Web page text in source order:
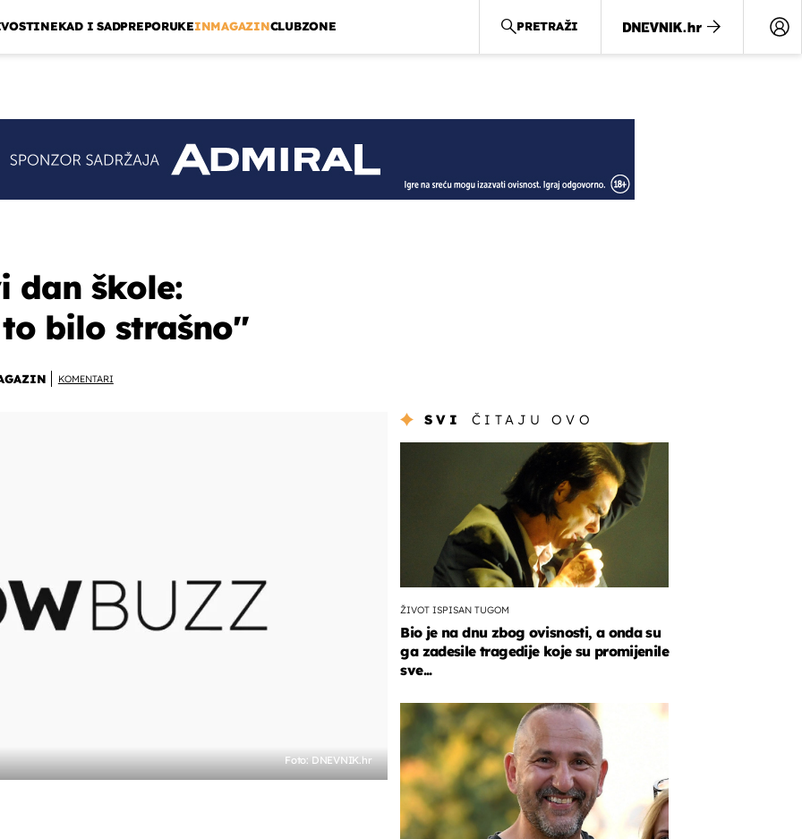
NEKAD I SADPREPORUKEINMAGAZINCLUBZONE PRETRAŽI
dan škole:
bilo strašno''
KOMENTARI
Foto: DNEVNIK.hr
SVI ČITAJU OVO
ŽIVOT ISPISAN TUGOM
Bio je na dnu zbog ovisnosti, a onda su
ga zadesile tragedije koje su promijenile
sve...